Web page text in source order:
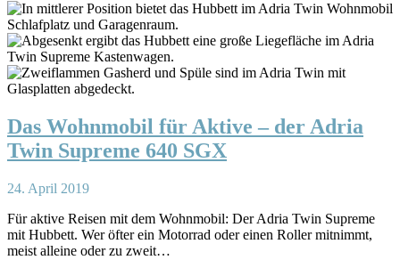
Das Wohnmobil für Aktive – der Adria
Twin Supreme 640 SGX
24. April 2019
Für aktive Reisen mit dem Wohnmobil: Der Adria Twin Supreme
mit Hubbett. Wer öfter ein Motorrad oder einen Roller mitnimmt,
meist alleine oder zu zweit…